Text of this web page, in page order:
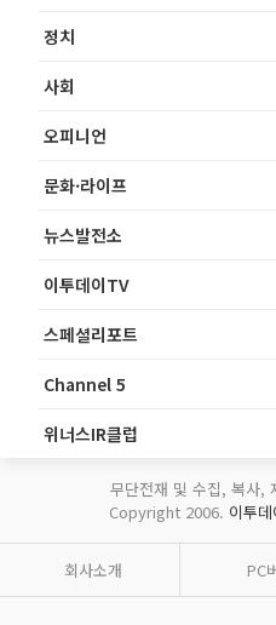
정치
사회
오피니언
문화·라이프
뉴스발전소
이투데이TV
스페셜리포트
Channel 5
위너스IR클럽
무단전재 및 수집, 복사,
Copyright 2006. 이투데
회사소개 PC